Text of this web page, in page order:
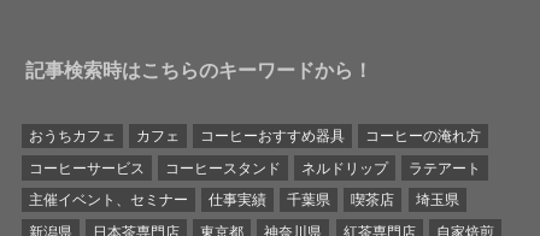
記事検索時はこちらのキーワードから！
おうちカフェ カフェ コーヒーおすすめ器具
コーヒーの淹れ方
コーヒーサービス
コーヒースタンド ネルドリップ
ラテアート
主催イベント、セミナー
仕事実績 千葉県 喫茶店
埼玉県
新潟県
日本茶専門店 東京都 神奈川県 紅茶専門店
自家焙煎